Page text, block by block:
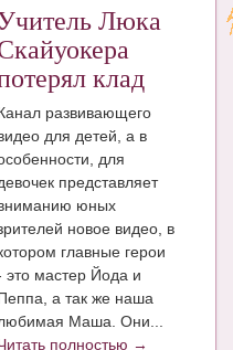
ребенка
Люка
клад
развивающего
для детей, а в
для
представляет
юных
новое видео, в
главные герои
это мастер Йода и
а так же наша
Маша. Они...
полностью →